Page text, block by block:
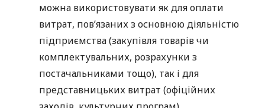
можна використовувати як для оплати
витрат, пов’язаних з основною діяльністю
підприємства (закупівля товарів чи
комплектувальних, розрахунки з
постачальниками тощо), так і для
представницьких витрат (офіційних